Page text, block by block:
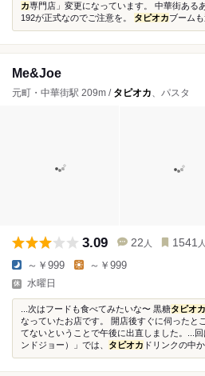
カ専門店」変更になっています。 中華街ある
192が正式なのでご注意を。 タピオカブームも
Me&Joe
元町・中華街駅 209m / タピオカ、パスタ
3.09 22 人 1541 人
～￥999 ～￥999
水曜日
...次はフードも食べてみたいな〜 黒糖タピオカ
なっていたお店です。 開店後すぐに伺ったと
てないということで午後に出直しました。...
ンドジョー）」では、 タピオカ ドリンクの中